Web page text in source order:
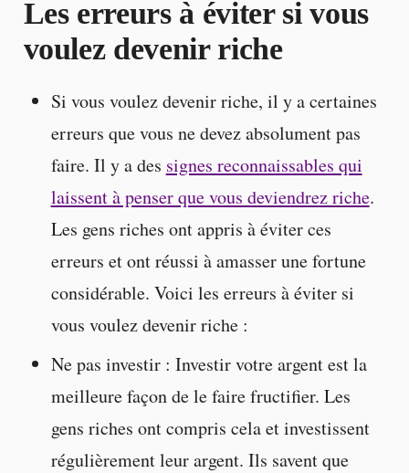
Les erreurs à éviter si vous
voulez devenir riche
Si vous voulez devenir riche, il y a certaines
erreurs que vous ne devez absolument pas
faire. Il y a des signes reconnaissables qui
laissent à penser que vous deviendrez riche.
Les gens riches ont appris à éviter ces
erreurs et ont réussi à amasser une fortune
considérable. Voici les erreurs à éviter si
vous voulez devenir riche :
Ne pas investir : Investir votre argent est la
meilleure façon de le faire fructifier. Les
gens riches ont compris cela et investissent
régulièrement leur argent. Ils savent que